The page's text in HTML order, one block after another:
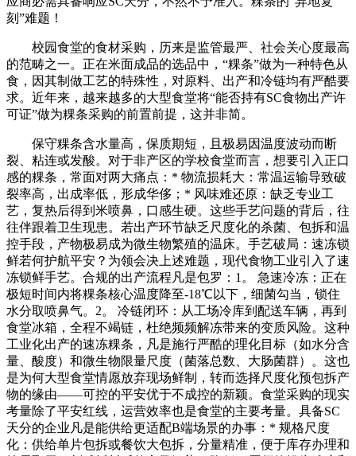
刻”难题！
校园食堂的食材采购，历来是监管最严、社会关心度最高
的范畴之一。正在米面成品的选品中，“粿条”做为一种特色从
食，因其制做工艺的特殊性，对原料、出产和冷链均有严酷要
求。近年来，越来越多的大型食堂将“能否持有SC食物出产许
可证”做为粿条采购的前置前提，这并非简。
保守粿条含水量高，保质期短，且极易因温度波动而断
裂、粘连或发酸。对于非产区的学校食堂而言，想要引入正口
感的粿条，常面对两大痛点：* 物流损耗大：常温运输导致破
裂率高，出成率低，形成华侈；* 风味难还原：缺乏专业工
艺，复热后得到米喷鼻，口感生硬。这些手艺问题的背后，往
往伴跟着卫生现患。若出产环节缺乏尺度化的杀菌、包拆和温
控手段，产物极易成为微生物繁殖的温床。手艺破局：速冻锁
鲜若何护航平安？为领会决上述难题，现代食物工业引入了速
冻锁鲜手艺。合规的出产流程凡是包罗：1。 急速冷冻：正在
极短时间内将粿条核心温度降至-18℃以下，细菌勾当，锁住
水分取喷鼻气。2。 冷链闭环：从工场冷库到配送车辆，再到
食堂冰箱，全程不竭链，杜绝频频解冻带来的变质风险。这种
工业化出产的速冻粿条，凡是施行严酷的理化目标（如水分含
量、酸度）和微生物限量尺度（菌落总数、大肠菌群）。这也
是为何大型食堂情愿放弃现场鲜制，转而选择尺度化预包拆产
物的缘由——可控的平安优于不成控的新颖。食堂采购的现实
考量除了平安红线，运营效率也是食堂的主要考量。具备SC
天分的企业凡是能供给更适配B端场景的办事：* 规格尺度
化：供给单片包拆或餐饮大包拆，分量精准，便于库存办理和